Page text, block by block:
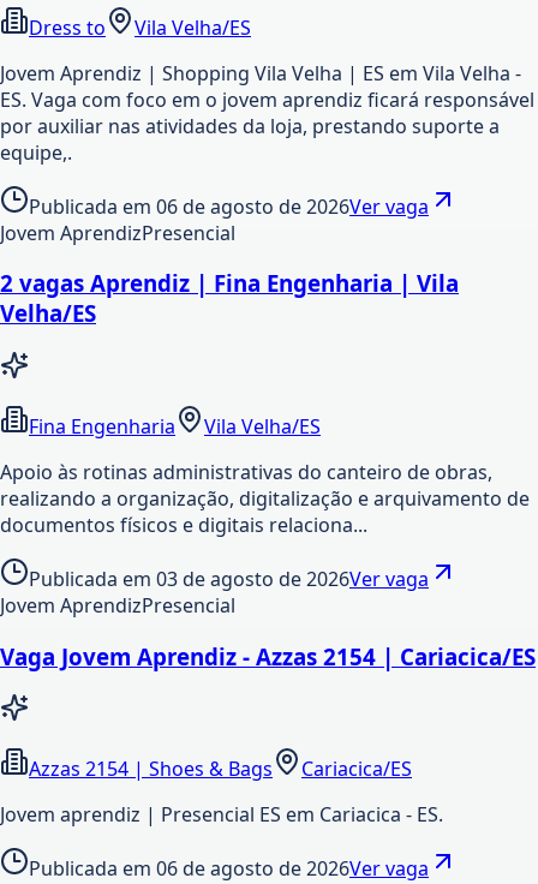
Dress to
Vila Velha/ES
Jovem Aprendiz | Shopping Vila Velha | ES em Vila Velha -
ES. Vaga com foco em o jovem aprendiz ficará responsável
por auxiliar nas atividades da loja, prestando suporte a
equipe,.
Publicada em 06 de agosto de 2026Ver vaga
Jovem AprendizPresencial
2 vagas Aprendiz | Fina Engenharia | Vila
Velha/ES
Fina Engenharia
Vila Velha/ES
Apoio às rotinas administrativas do canteiro de obras,
realizando a organização, digitalização e arquivamento de
documentos físicos e digitais relaciona...
Publicada em 03 de agosto de 2026Ver vaga
Jovem AprendizPresencial
Vaga Jovem Aprendiz - Azzas 2154 | Cariacica/ES
Azzas 2154 | Shoes & Bags
Cariacica/ES
Jovem aprendiz | Presencial ES em Cariacica - ES.
Publicada em 06 de agosto de 2026Ver vaga